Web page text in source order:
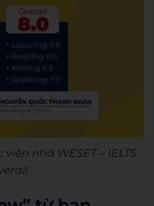
nhà WESET – IELTS